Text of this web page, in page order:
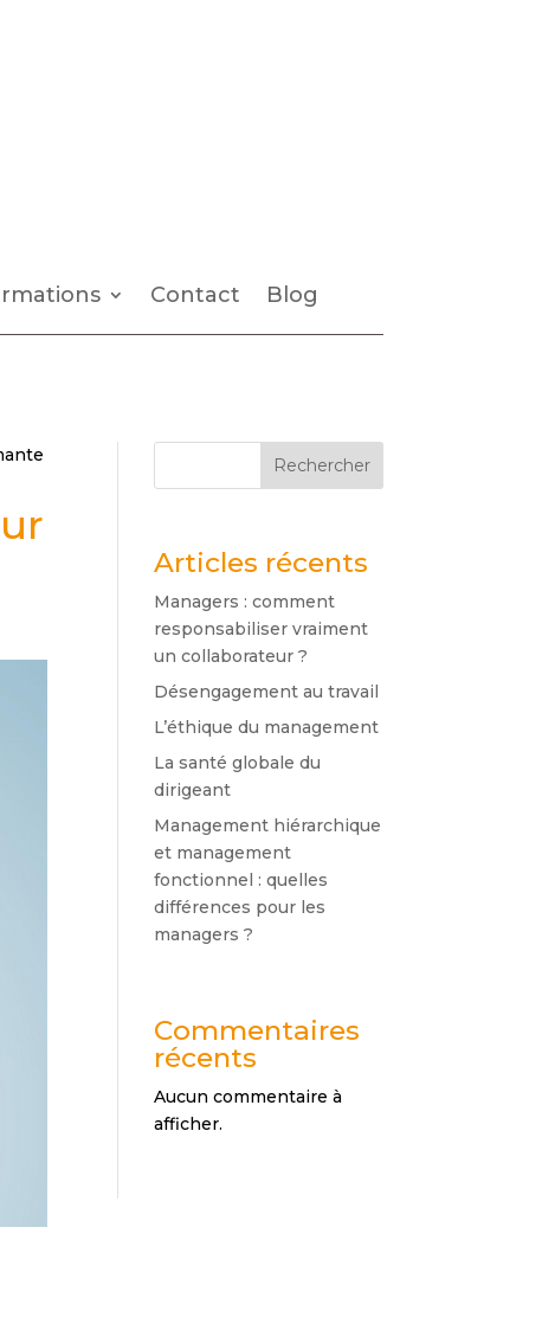
Contact Blog
Rechercher
Articles récents
Managers : comment
responsabiliser vraiment
un collaborateur ?
Désengagement au travail
L’éthique du management
La santé globale du
dirigeant
Management hiérarchique
et management
fonctionnel : quelles
différences pour les
managers ?
Commentaires
récents
Aucun commentaire à
afficher.